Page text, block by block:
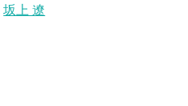
坂上 遼